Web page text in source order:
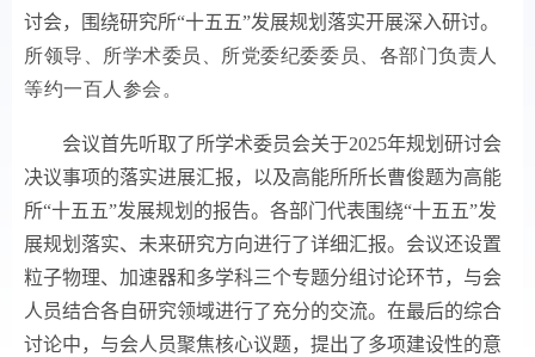
讨会，围绕研究所“十五五”发展规划落实开展深入研讨。
所领导、所学术委员、所党委纪委委员、各部门负责人
等约一百人参会。
会议首先听取了所学术委员会关于2025年规划研讨会
决议事项的落实进展汇报，以及高能所所长曹俊题为高能
所“十五五”发展规划的报告。各部门代表围绕“十五五”发
展规划落实、未来研究方向进行了详细汇报。会议还设置
粒子物理、加速器和多学科三个专题分组讨论环节，与会
人员结合各自研究领域进行了充分的交流。在最后的综合
讨论中，与会人员聚焦核心议题，提出了多项建设性的意